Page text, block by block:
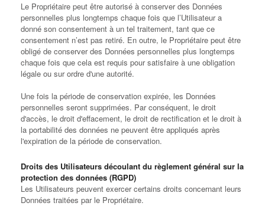
Le Propriétaire peut être autorisé à conserver des Données
personnelles plus longtemps chaque fois que l’Utilisateur a
donné son consentement à un tel traitement, tant que ce
consentement n’est pas retiré. En outre, le Propriétaire peut être
obligé de conserver des Données personnelles plus longtemps
chaque fois que cela est requis pour satisfaire à une obligation
légale ou sur ordre d'une autorité.
Une fois la période de conservation expirée, les Données
personnelles seront supprimées. Par conséquent, le droit
d'accès, le droit d'effacement, le droit de rectification et le droit à
la portabilité des données ne peuvent être appliqués après
l'expiration de la période de conservation.
Droits des Utilisateurs découlant du règlement général sur la
protection des données (RGPD)
Les Utilisateurs peuvent exercer certains droits concernant leurs
Données traitées par le Propriétaire.